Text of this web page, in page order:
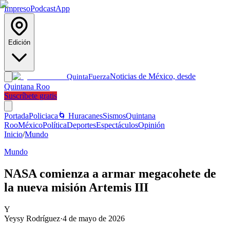
ImpresoPodcastApp
Edición
QuintaFuerzaNoticias de México, desde
Quintana Roo
Suscríbete gratis
PortadaPoliciaca 🌀 HuracanesSismosQuintana
RooMéxicoPolíticaDeportesEspectáculosOpinión
Inicio/Mundo
Mundo
NASA comienza a armar megacohete de
la nueva misión Artemis III
Y
Yeysy Rodríguez·4 de mayo de 2026